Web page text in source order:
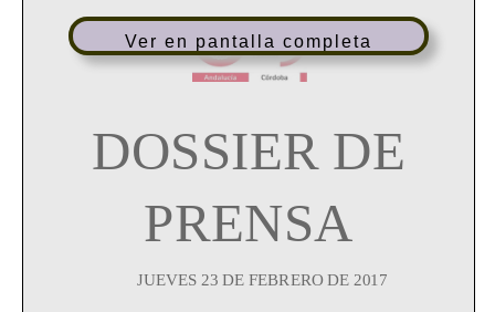
Ver en pantalla completa